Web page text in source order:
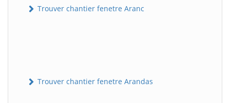
Trouver chantier fenetre Aranc
Trouver chantier fenetre Arandas